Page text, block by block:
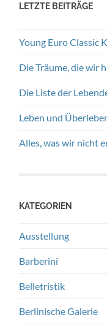
LETZTE BEITRÄGE
Young Euro Classic
Die Träume, die wir
Die Liste der
Leben und
Alles, was wir nicht
KATEGORIEN
Ausstellung
Barberini
Belletristik
Berlinische Galerie